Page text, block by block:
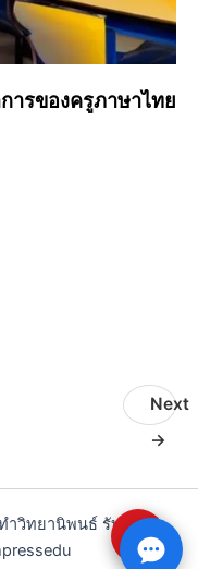
ารของครูภาษาไทย
Next
→
ำวิทยานิพนธ์ รับทำ⇧